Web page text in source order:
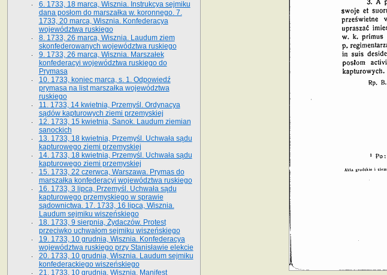
6. 1733, 18 marca, Wisznia. Instrukcya sejmiku
dana posłom do marszałka w. koronnego. 7.
1733, 20 marca, Wisznia. Konfederacya
województwa ruskiego
8. 1733, 26 marca, Wisznia. Laudum ziem
skonfederowanych województwa ruskiego
9. 1733, 26 marca, Wisznia. Marszałek
konfederacyi województwa ruskiego do
Prymasa
10. 1733, koniec marca, s. 1. Odpowiedź
prymasa na list marszałka województwa
ruskiego
11. 1733, 14 kwietnia, Przemyśl. Ordynacya
sądów kapturowych ziemi przemyskiej
12. 1733, 15 kwietnia, Sanok. Laudum ziemian
sanockich
13. 1733, 18 kwietnia, Przemyśl. Uchwała sądu
kapturowego ziemi przemyskiej
14. 1733, 18 kwietnia, Przemyśl. Uchwała sądu
kapturowego ziemi przemyskiej
15. 1733, 22 czerwca, Warszawa. Prymas do
marszałka konfederacyi województwa ruskiego
16. 1733, 3 lipca, Przemyśl. Uchwała sądu
kapturowego przemyskiego w sprawie
sądownictwa. 17. 1733, 16 lipca, Wisznia.
Laudum sejmiku wiszeńskiego
18. 1733, 9 sierpnia, Żydaczów. Protest
przeciwko uchwałom sejmiku wiszeńskiego
19. 1733, 10 grudnia, Wisznia. Konfederacya
województwa ruskiego przy Stanisławie elekcie
20. 1733, 10 grudnia, Wisznia. Laudum sejmiku
konfederackiego wiszeńskiego
21. 1733, 10 grudnia, Wisznia. Manifest